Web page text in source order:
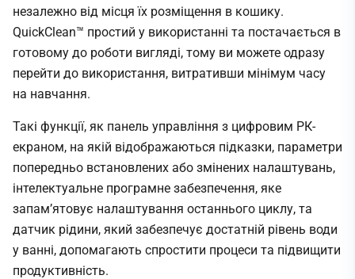
незалежно від місця їх розміщення в кошику.
QuickClean™ простий у використанні та постачається в
готовому до роботи вигляді, тому ви можете одразу
перейти до використання, витративши мінімум часу
на навчання.
Такі функції, як панель управління з цифровим РК-
екраном, на якій відображаються підказки, параметри
попередньо встановлених або змінених налаштувань,
інтелектуальне програмне забезпечення, яке
запам’ятовує налаштування останнього циклу, та
датчик рідини, який забезпечує достатній рівень води
у ванні, допомагають спростити процеси та підвищити
продуктивність.